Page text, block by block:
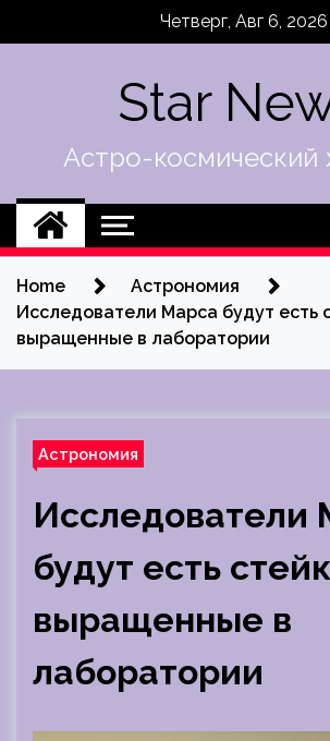
Четверг, Авг 6, 2026
Star
Астро-космический
Home
Астрономия
Исследователи Марса будут есть
выращенные в лаборатории
Астрономия
Исследователи
будут есть
выращенные в
лаборатории